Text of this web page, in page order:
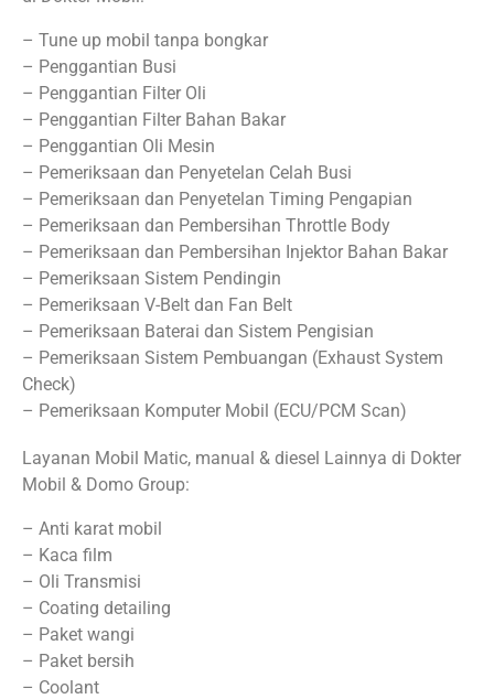
– Tune up mobil tanpa bongkar
– Penggantian Busi
– Penggantian Filter Oli
– Penggantian Filter Bahan Bakar
– Penggantian Oli Mesin
– Pemeriksaan dan Penyetelan Celah Busi
– Pemeriksaan dan Penyetelan Timing Pengapian
– Pemeriksaan dan Pembersihan Throttle Body
– Pemeriksaan dan Pembersihan Injektor Bahan Bakar
– Pemeriksaan Sistem Pendingin
– Pemeriksaan V-Belt dan Fan Belt
– Pemeriksaan Baterai dan Sistem Pengisian
– Pemeriksaan Sistem Pembuangan (Exhaust System
Check)
– Pemeriksaan Komputer Mobil (ECU/PCM Scan)
Layanan Mobil Matic, manual & diesel Lainnya di Dokter
Mobil & Domo Group:
– Anti karat mobil
– Kaca film
– Oli Transmisi
– Coating detailing
– Paket wangi
– Paket bersih
– Coolant